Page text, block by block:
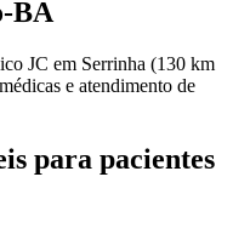
BA
JC em Serrinha (130 km
e atendimento de
para pacientes